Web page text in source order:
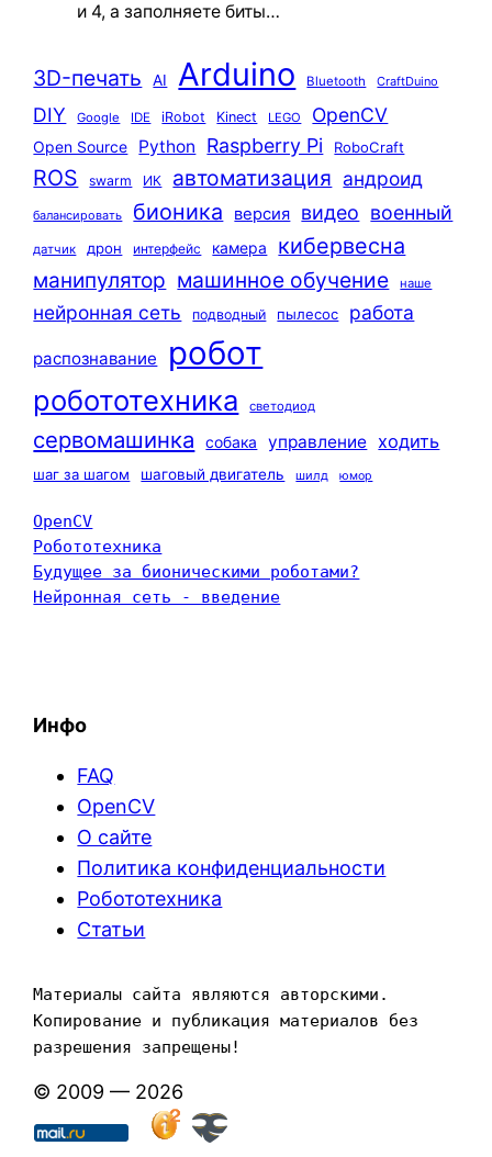
и 4, а заполняете биты…
3D-печать AI Arduino Bluetooth CraftDuino
DIY Google IDE iRobot Kinect LEGO OpenCV
Open Source Python Raspberry Pi RoboCraft
ROS swarm ИК автоматизация андроид
балансировать бионика версия видео военный
датчик дрон интерфейс камера кибервесна
манипулятор машинное обучение наше
нейронная сеть подводный пылесос работа
распознавание робот
робототехника светодиод
сервомашинка собака управление ходить
шаг за шагом шаговый двигатель шилд юмор
OpenCV
Робототехника
Будущее за бионическими роботами?
Нейронная сеть - введение
Инфо
FAQ
OpenCV
О сайте
Политика конфиденциальности
Робототехника
Статьи
Материалы сайта являются авторскими.
Копирование и публикация материалов без
разрешения запрещены!
© 2009 — 2026